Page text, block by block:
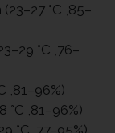
°C ,85–
°C ,76–
,81–96%)
°C ,81–96%)
°C ,77–95%)